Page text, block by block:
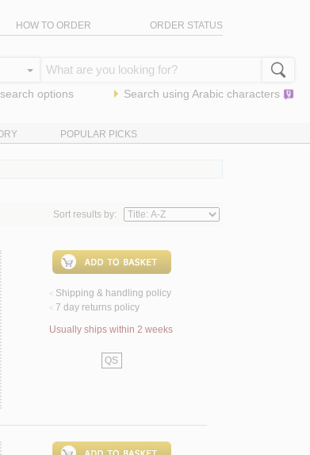
HOW TO ORDER ORDER STATUS
options Search using Arabic characters
POPULAR PICKS
Sort results by:
< Shipping & handling policy
< 7 day returns policy
Usually ships within 2 weeks
QS